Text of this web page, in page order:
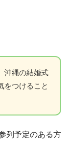
沖縄の結婚式
をつけること
列予定のある方